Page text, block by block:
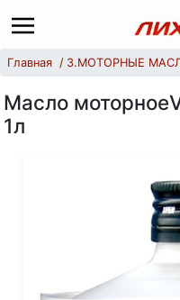
Главная 3.МОТОРНЫЕ
Масло
1л